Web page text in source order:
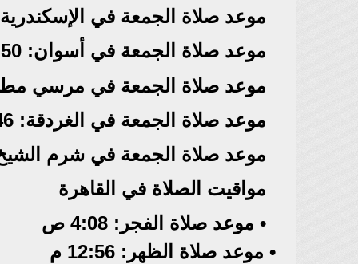
موعد صلاة الجمعة في الإسكندرية. 01:02
موعد صلاة الجمعة في أسوان: 12:50م
موعد صلاة الجمعة في مرسي مطروح:
موعد صلاة الجمعة في الغردقة: 12:46 م
موعد صلاة الجمعة في شرم الشيخ:
مواقيت الصلاة في القاهرة
• موعد صلاة الفجر: 4:08 ص
• موعد صلاة الظهر: 12:56 م